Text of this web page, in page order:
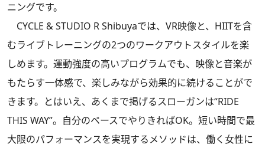
ニングです。
CYCLE & STUDIO R Shibuyaでは、VR映像と、HIITを含
むライブトレーニングの2つのワークアウトスタイルを楽
しめます。運動強度の高いプログラムでも、映像と音楽が
もたらす一体感で、楽しみながら効果的に続けることがで
きます。とはいえ、あくまで掲げるスローガンは“RIDE
THIS WAY”。自分のペースでやりきればOK。短い時間で最
大限のパフォーマンスを実現するメソッドは、働く女性に